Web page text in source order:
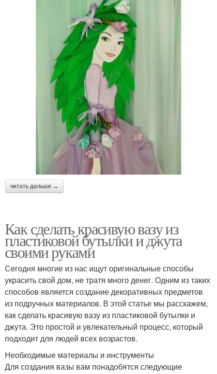
читать дальше →
Как сделать красивую вазу из
пластиковой бутылки и джута
своими руками
Сегодня многие из нас ищут оригинальные способы
украсить свой дом, не тратя много денег. Одним из таких
способов является создание декоративных предметов
из подручных материалов. В этой статье мы расскажем,
как сделать красивую вазу из пластиковой бутылки и
джута. Это простой и увлекательный процесс, который
подходит для людей всех возрастов.
Необходимые материалы и инструменты
Для создания вазы вам понадобятся следующие